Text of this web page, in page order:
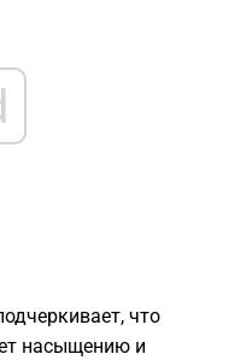
что
насыщению и